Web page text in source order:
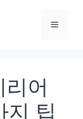
메
어
지 팁